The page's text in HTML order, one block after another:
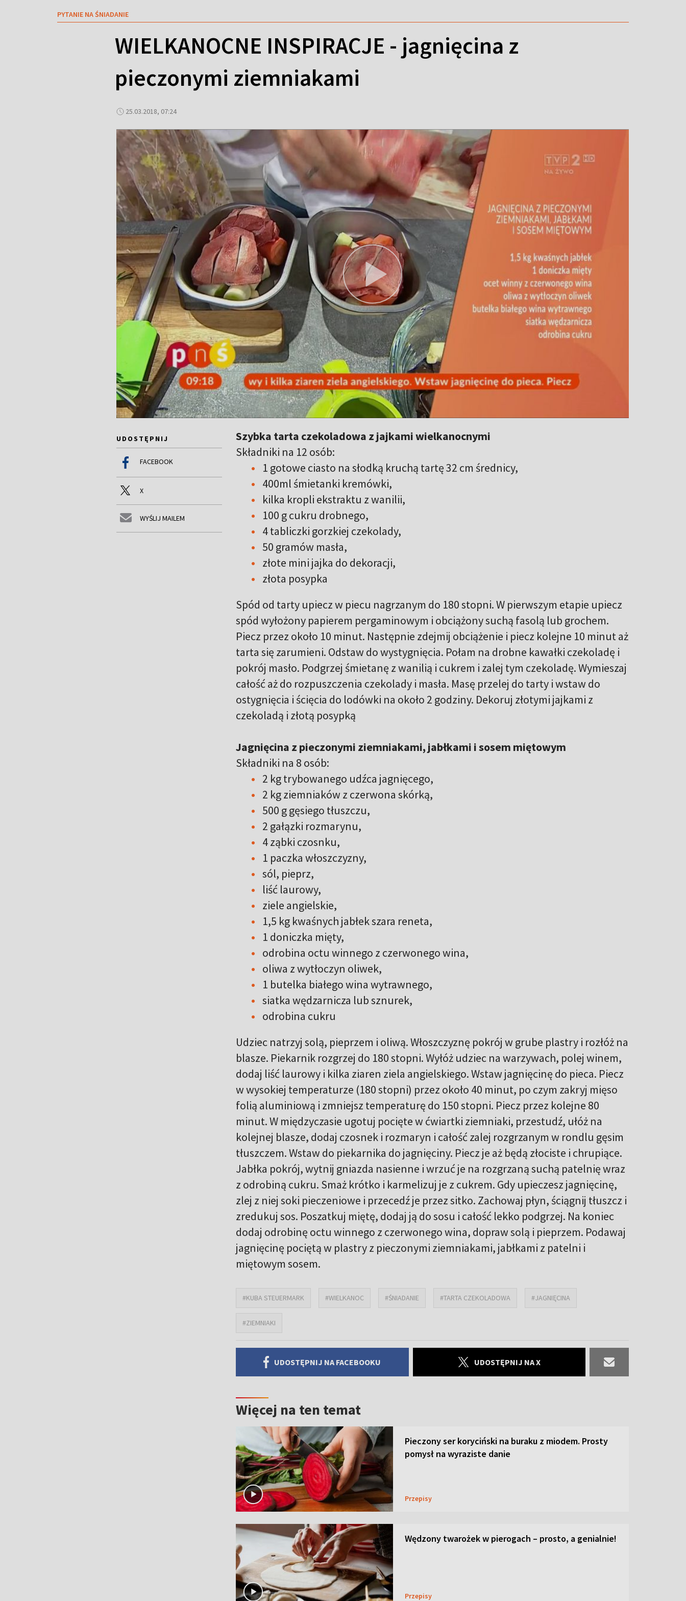
PYTANIE NA ŚNIADANIE
WIELKANOCNE INSPIRACJE - jagnięcina z
pieczonymi ziemniakami
25.03.2018, 07:24
UDOSTĘPNIJ
FACEBOOK
X
WYŚLIJ MAILEM
Szybka tarta czekoladowa z jajkami wielkanocnymi
Składniki na 12 osób:
1 gotowe ciasto na słodką kruchą tartę 32 cm średnicy,
400ml śmietanki kremówki,
kilka kropli ekstraktu z wanilii,
100 g cukru drobnego,
4 tabliczki gorzkiej czekolady,
50 gramów masła,
złote mini jajka do dekoracji,
złota posypka
Spód od tarty upiecz w piecu nagrzanym do 180 stopni. W pierwszym etapie upiecz
spód wyłożony papierem pergaminowym i obciążony suchą fasolą lub grochem.
Piecz przez około 10 minut. Następnie zdejmij obciążenie i piecz kolejne 10 minut aż
tarta się zarumieni. Odstaw do wystygnięcia. Połam na drobne kawałki czekoladę i
pokrój masło. Podgrzej śmietanę z wanilią i cukrem i zalej tym czekoladę. Wymieszaj
całość aż do rozpuszczenia czekolady i masła. Masę przelej do tarty i wstaw do
ostygnięcia i ścięcia do lodówki na około 2 godziny. Dekoruj złotymi jajkami z
czekoladą i złotą posypką
Jagnięcina z pieczonymi ziemniakami, jabłkami i sosem miętowym
Składniki na 8 osób:
2 kg trybowanego udźca jagnięcego,
2 kg ziemniaków z czerwona skórką,
500 g gęsiego tłuszczu,
2 gałązki rozmarynu,
4 ząbki czosnku,
1 paczka włoszczyzny,
sól, pieprz,
liść laurowy,
ziele angielskie,
1,5 kg kwaśnych jabłek szara reneta,
1 doniczka mięty,
odrobina octu winnego z czerwonego wina,
oliwa z wytłoczyn oliwek,
1 butelka białego wina wytrawnego,
siatka wędzarnicza lub sznurek,
odrobina cukru
Udziec natrzyj solą, pieprzem i oliwą. Włoszczyznę pokrój w grube plastry i rozłóż na
blasze. Piekarnik rozgrzej do 180 stopni. Wyłóż udziec na warzywach, polej winem,
dodaj liść laurowy i kilka ziaren ziela angielskiego. Wstaw jagnięcinę do pieca. Piecz
w wysokiej temperaturze (180 stopni) przez około 40 minut, po czym zakryj mięso
folią aluminiową i zmniejsz temperaturę do 150 stopni. Piecz przez kolejne 80
minut. W międzyczasie ugotuj pocięte w ćwiartki ziemniaki, przestudź, ułóż na
kolejnej blasze, dodaj czosnek i rozmaryn i całość zalej rozgrzanym w rondlu gęsim
tłuszczem. Wstaw do piekarnika do jagnięciny. Piecz je aż będą złociste i chrupiące.
Jabłka pokrój, wytnij gniazda nasienne i wrzuć je na rozgrzaną suchą patelnię wraz
z odrobiną cukru. Smaż krótko i karmelizuj je z cukrem. Gdy upieczesz jagnięcinę,
zlej z niej soki pieczeniowe i przecedź je przez sitko. Zachowaj płyn, ściągnij tłuszcz i
zredukuj sos. Poszatkuj miętę, dodaj ją do sosu i całość lekko podgrzej. Na koniec
dodaj odrobinę octu winnego z czerwonego wina, dopraw solą i pieprzem. Podawaj
jagnięcinę pociętą w plastry z pieczonymi ziemniakami, jabłkami z patelni i
miętowym sosem.
#KUBA STEUERMARK #WIELKANOC #ŚNIADANIE #TARTA CZEKOLADOWA #JAGNIĘCINA
#ZIEMNIAKI
UDOSTĘPNIJ NA FACEBOOKU UDOSTĘPNIJ NA X
Więcej na ten temat
Pieczony ser koryciński na buraku z miodem. Prosty
pomysł na wyraziste danie
Przepisy
Wędzony twarożek w pierogach – prosto, a genialnie!
Przepisy